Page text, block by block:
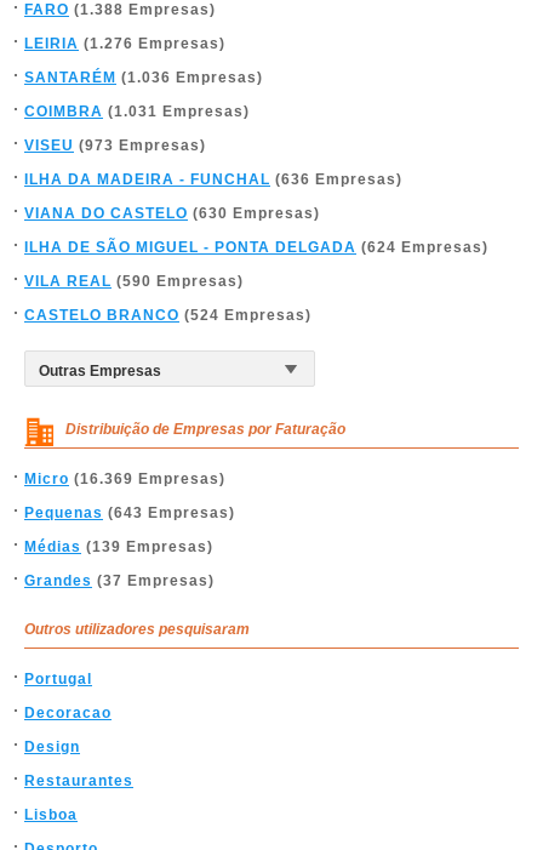
FARO (1.388 Empresas)
LEIRIA (1.276 Empresas)
SANTARÉM (1.036 Empresas)
COIMBRA (1.031 Empresas)
VISEU (973 Empresas)
ILHA DA MADEIRA - FUNCHAL (636 Empresas)
VIANA DO CASTELO (630 Empresas)
ILHA DE SÃO MIGUEL - PONTA DELGADA (624 Empresas)
VILA REAL (590 Empresas)
CASTELO BRANCO (524 Empresas)
Distribuição de Empresas por Faturação
Micro (16.369 Empresas)
Pequenas (643 Empresas)
Médias (139 Empresas)
Grandes (37 Empresas)
Outros utilizadores pesquisaram
Portugal
Decoracao
Design
Restaurantes
Lisboa